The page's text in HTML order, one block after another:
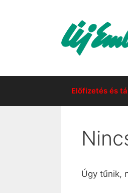
Előfizetés és
Úgy tűnik,